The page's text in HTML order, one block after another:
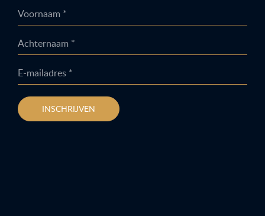
Voornaam *
Achternaam *
E-mailadres *
INSCHRIJVEN